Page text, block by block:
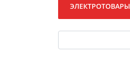
ЭЛЕКТРОТОВАРЫ